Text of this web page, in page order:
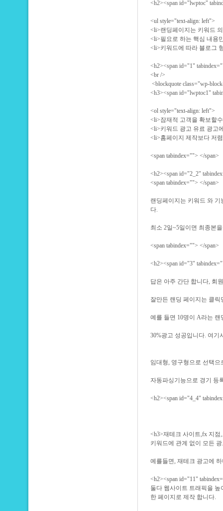
<h2><span id="lwptoc"
<ul style="text-align:
<li>랜딩페이지는 키워드
<li>필요로 하는 핵심 내
<li>키워드에 따라 블로
<h2><span id="1"
<br />
<blockquote class="wp-
<h3><span id="lwptoc1"
<ol style="text-align:
<li>잠재적 고객을 확보
<li>키워드 광고 유료 광
<li>홈페이지 제작보다 저
<span tabindex=""> </span>
<h2><span id="2_2"
<span tabindex=""> </span>
랜딩페이지는 키워드 와
다.
최소 2일~5일이면 최종본
<span tabindex=""> </span>
<h2><span id="3"
답은 아주 간단 합니다, 회
잘만든 랜딩 페이지는 클
예를 들면 10명이 A라는
30%광고 성공입니다. 여기
임대형, 영구형으로 선택
자동파싱기능으로 경기 등
<h2><span id="4_4"
<h3>재테크 사이트,fx 지
키워드에 관계 없이 모든
예를들면, 재테크 광고에
<h2><span id="11"
둘다 웹사이트 트래픽을
한 페이지로 제작 합니다.